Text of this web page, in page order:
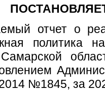
отчет о
политика на
№1845, за